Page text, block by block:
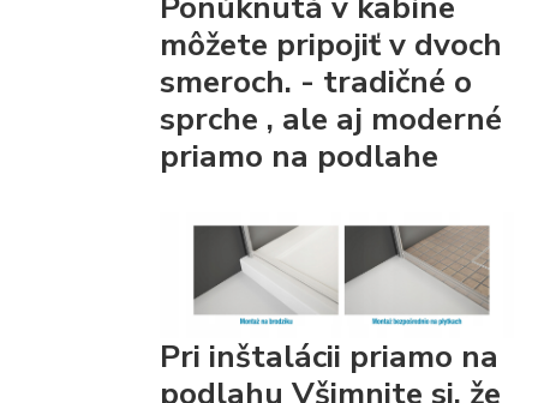
môžete pripojiťv dvoch
smeroch. - tradičné o
sprche , ale aj moderné
priamo na podlahe
Pri inštalácii priamo na
podlahu Všimnite si, že